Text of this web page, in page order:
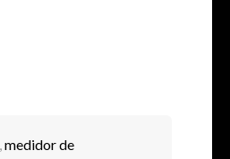
medidor de